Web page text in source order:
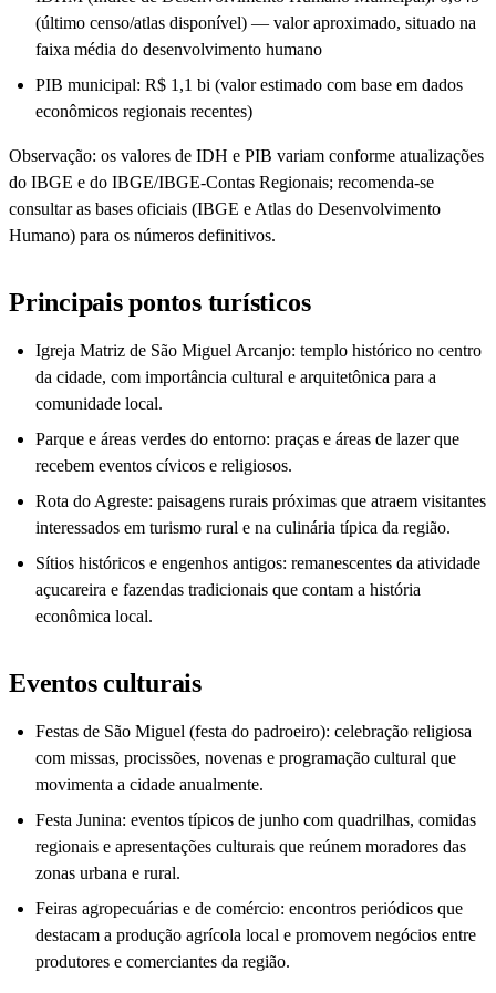
(último censo/atlas disponível) — valor aproximado, situado na
faixa média do desenvolvimento humano
PIB municipal: R$ 1,1 bi (valor estimado com base em dados
econômicos regionais recentes)
Observação: os valores de IDH e PIB variam conforme atualizações
do IBGE e do IBGE/IBGE-Contas Regionais; recomenda-se
consultar as bases oficiais (IBGE e Atlas do Desenvolvimento
Humano) para os números definitivos.
Principais pontos turísticos
Igreja Matriz de São Miguel Arcanjo: templo histórico no centro
da cidade, com importância cultural e arquitetônica para a
comunidade local.
Parque e áreas verdes do entorno: praças e áreas de lazer que
recebem eventos cívicos e religiosos.
Rota do Agreste: paisagens rurais próximas que atraem visitantes
interessados em turismo rural e na culinária típica da região.
Sítios históricos e engenhos antigos: remanescentes da atividade
açucareira e fazendas tradicionais que contam a história
econômica local.
Eventos culturais
Festas de São Miguel (festa do padroeiro): celebração religiosa
com missas, procissões, novenas e programação cultural que
movimenta a cidade anualmente.
Festa Junina: eventos típicos de junho com quadrilhas, comidas
regionais e apresentações culturais que reúnem moradores das
zonas urbana e rural.
Feiras agropecuárias e de comércio: encontros periódicos que
destacam a produção agrícola local e promovem negócios entre
produtores e comerciantes da região.